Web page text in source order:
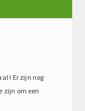
! Er zijn nog
zijn om een